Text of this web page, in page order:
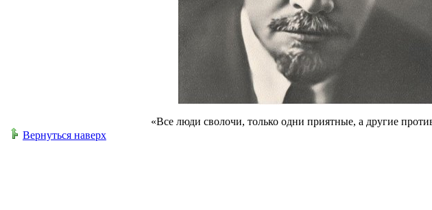
«Все люди сволочи, только одни приятные, а другие
Вернуться наверх